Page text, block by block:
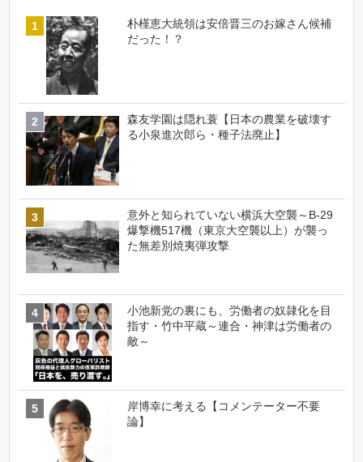
朴槿恵大統領は安倍晋三のお嫁さん候補
だった！？
森友学園は隠れ蓑【日本の農業を破壊す
る小泉進次郎ら・種子法廃止】
意外と知られていない横浜大空襲～B-29
爆撃機517機（東京大空襲以上）が襲っ
た無差別焼夷弾攻撃
小池新党の裏にも、労働者の奴隷化を目
指す・竹中平蔵～連合・神津は労働者の
敵～
岸博幸に考える【コメンテーター不要
論】